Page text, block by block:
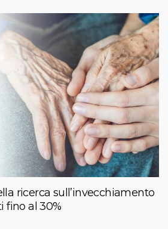
ricerca sull’invecchiamento
fino al 30%